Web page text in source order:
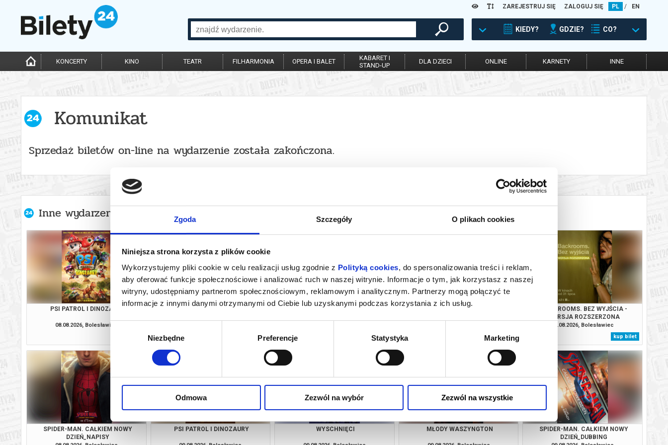
Zgoda Szczegóły O plikach cookies
Niniejsza strona korzysta z plików cookie
Wykorzystujemy pliki cookie w celu realizacji usług zgodnie z Polityką cookies, do spersonalizowania treści i reklam,
aby oferować funkcje społecznościowe i analizować ruch w naszej witrynie. Informacje o tym, jak korzystasz z naszej
witryny, udostępniamy partnerom społecznościowym, reklamowym i analitycznym. Partnerzy mogą połączyć te
informacje z innymi danymi otrzymanymi od Ciebie lub uzyskanymi podczas korzystania z ich usług.
Wybór
Niezbędne Preferencje Statystyka Marketing
Odmowa Zezwól na wybór Zezwól na wszystkie
ZAREJESTRUJ SIĘ ZALOGUJ SIĘ PL / EN
KIEDY? GDZIE? CO?
KONCERTY KINO TEATR FILHARMONIA OPERA I BALET
KABARET I
STAND-UP
DLA DZIECI ONLINE KARNETY INNE
Komunikat
Sprzedaż biletów on-line na wydarzenie została zakończona.
Inne wydarzenia organizatora
PSI PATROL I DINOZAURY
08.08.2026, Bolesławiec
WYSCHNIĘCI
kup bilet
MŁODY WASZYNGTON
kup bilet
SPIDER-MAN. CAŁKIEM NOWY
kup bilet
BACKROOMS. BEZ WYJŚCIA -
WERSJA ROZSZERZONA
08.08.2026, Bolesławiec
kup bilet
SPIDER-MAN. CAŁKIEM NOWY
DZIEŃ_NAPISY
PSI PATROL I DINOZAURY WYSCHNIĘCI MŁODY WASZYNGTON
SPIDER-MAN. CAŁKIEM NOWY
DZIEŃ_DUBBING